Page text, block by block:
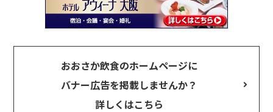
おおさか飲食のホームページに
バナー広告を掲載しませんか？
詳しくはこちら